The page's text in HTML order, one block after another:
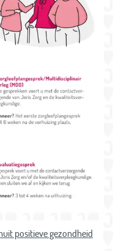
positieve gezondheid